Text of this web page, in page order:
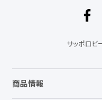
サッポロビ
商品情報